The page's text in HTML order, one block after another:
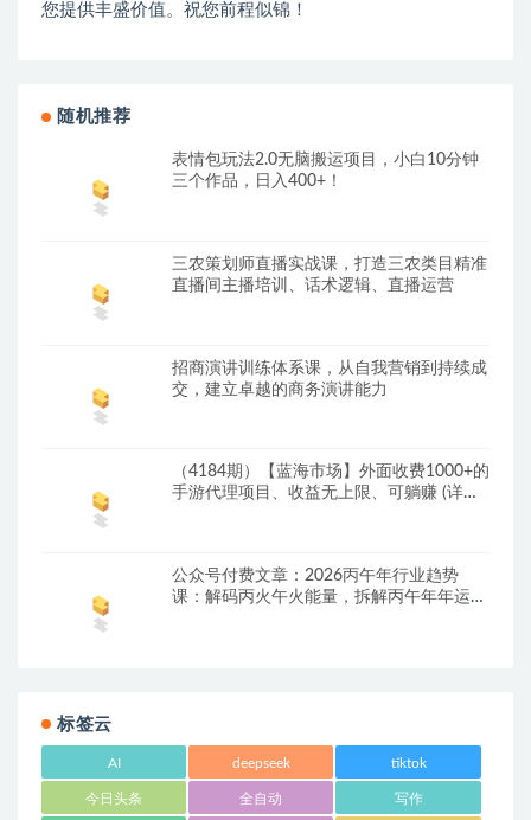
您提供丰盛价值。祝您前程似锦！
随机推荐
表情包玩法2.0无脑搬运项目，小白10分钟
三个作品，日入400+！
三农策划师直播实战课，​打造三农类目精准
直播间​主播培训、话术逻辑、直播运营
招商演讲训练体系课，从自我营销到持续成
交，建立卓越的商务演讲能力
（4184期）【蓝海市场】外面收费1000+的
手游代理项目、收益无上限、可躺赚 (详细
公众号付费文章：2026丙午年行业趋势
课：解码丙火午火能量，拆解丙午年年运密
标签云
AI deepseek tiktok
今日头条 全自动 写作